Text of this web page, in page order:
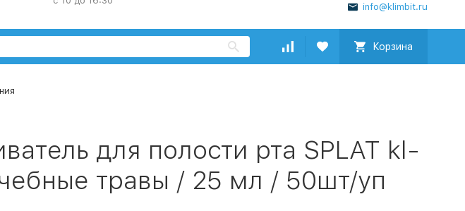
info@klimbit.ru
Корзина
для полости рта SPLAT kl-
травы / 25 мл / 50шт/уп